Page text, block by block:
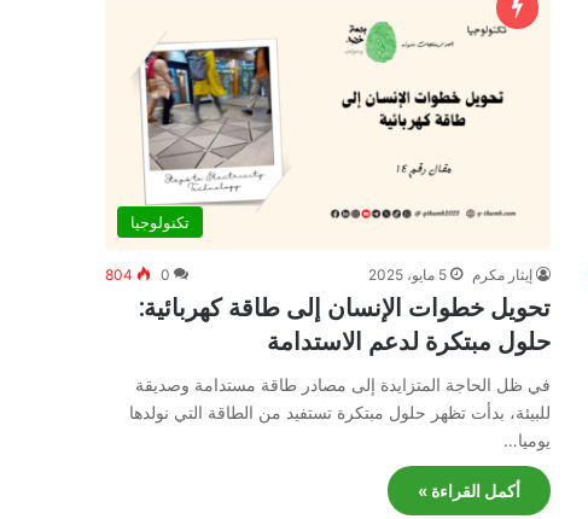
تكنولوجيا
إيثار مكرم 5 مايو، 2025 0
804
تحويل خطوات الإنسان إلى طاقة كهربائية:
حلول مبتكرة لدعم الاستدامة
في ظل الحاجة المتزايدة إلى مصادر طاقة مستدامة وصديقة
للبيئة، بدأت تظهر حلول مبتكرة تستفيد من الطاقة التي نولدها
يوميا…
أكمل القراءة »